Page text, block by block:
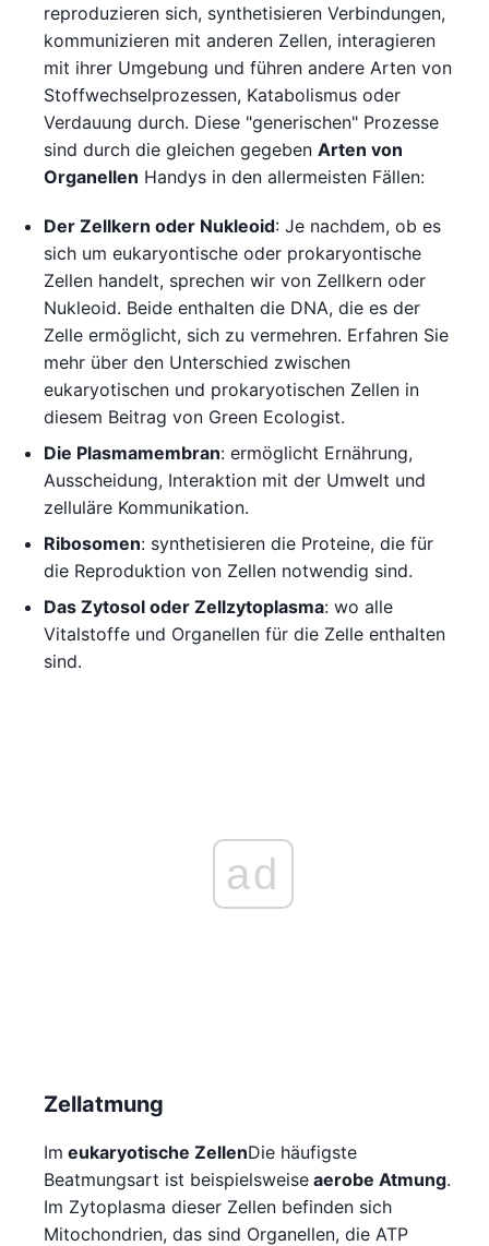
reproduzieren sich, synthetisieren Verbindungen,
kommunizieren mit anderen Zellen, interagieren
mit ihrer Umgebung und führen andere Arten von
Stoffwechselprozessen, Katabolismus oder
Verdauung durch. Diese "generischen" Prozesse
sind durch die gleichen gegeben Arten von
Organellen Handys in den allermeisten Fällen:
Der Zellkern oder Nukleoid: Je nachdem, ob es
sich um eukaryontische oder prokaryontische
Zellen handelt, sprechen wir von Zellkern oder
Nukleoid. Beide enthalten die DNA, die es der
Zelle ermöglicht, sich zu vermehren. Erfahren Sie
mehr über den Unterschied zwischen
eukaryotischen und prokaryotischen Zellen in
diesem Beitrag von Green Ecologist.
Die Plasmamembran: ermöglicht Ernährung,
Ausscheidung, Interaktion mit der Umwelt und
zelluläre Kommunikation.
Ribosomen: synthetisieren die Proteine, die für
die Reproduktion von Zellen notwendig sind.
Das Zytosol oder Zellzytoplasma: wo alle
Vitalstoffe und Organellen für die Zelle enthalten
sind.
ad
Zellatmung
Im eukaryotische ZellenDie häufigste
Beatmungsart ist beispielsweise aerobe Atmung.
Im Zytoplasma dieser Zellen befinden sich
Mitochondrien, das sind Organellen, die ATP